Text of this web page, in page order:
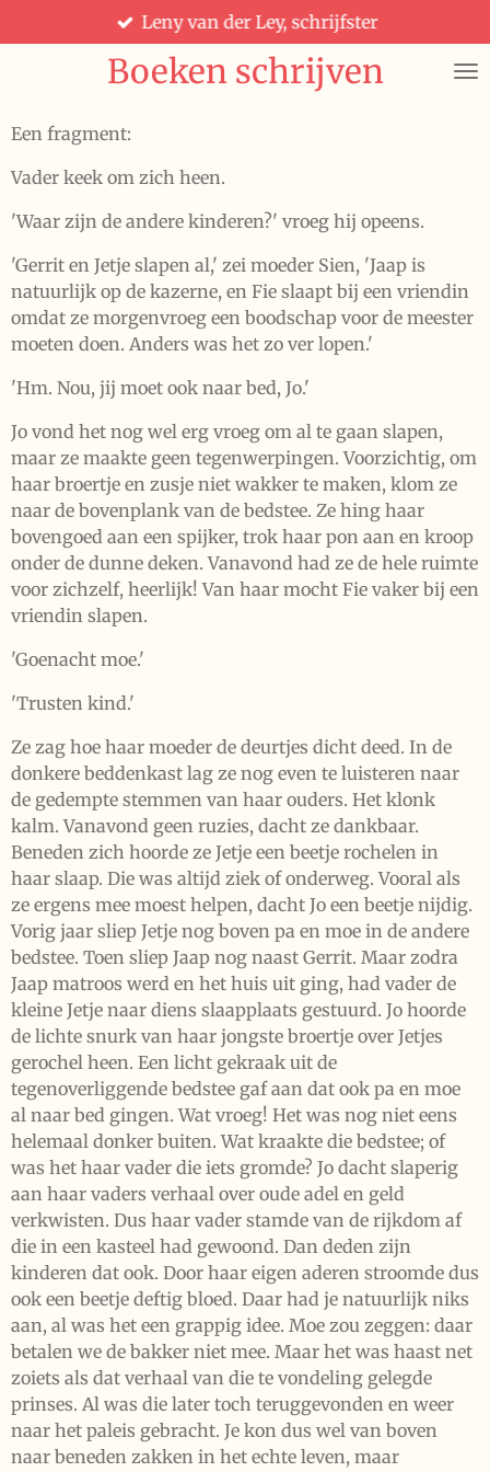
direct
hoofdinhoud
Boeken schrijven
Leny van der Ley, schrijfster
Een fragment:
Vader keek om zich heen.
'Waar zijn de andere kinderen?' vroeg hij opeens.
'Gerrit en Jetje slapen al,' zei moeder Sien, 'Jaap is
natuurlijk op de kazerne, en Fie slaapt bij een vriendin
omdat ze morgenvroeg een boodschap voor de meester
moeten doen. Anders was het zo ver lopen.'
'Hm. Nou, jij moet ook naar bed, Jo.'
Jo vond het nog wel erg vroeg om al te gaan slapen,
maar ze maakte geen tegenwerpingen. Voorzichtig, om
haar broertje en zusje niet wakker te maken, klom ze
naar de bovenplank van de bedstee. Ze hing haar
bovengoed aan een spijker, trok haar pon aan en kroop
onder de dunne deken. Vanavond had ze de hele ruimte
voor zichzelf, heerlijk! Van haar mocht Fie vaker bij een
vriendin slapen.
'Goenacht moe.'
'Trusten kind.'
Ze zag hoe haar moeder de deurtjes dicht deed. In de
donkere beddenkast lag ze nog even te luisteren naar
de gedempte stemmen van haar ouders. Het klonk
kalm. Vanavond geen ruzies, dacht ze dankbaar.
Beneden zich hoorde ze Jetje een beetje rochelen in
haar slaap. Die was altijd ziek of onderweg. Vooral als
ze ergens mee moest helpen, dacht Jo een beetje nijdig.
Vorig jaar sliep Jetje nog boven pa en moe in de andere
bedstee. Toen sliep Jaap nog naast Gerrit. Maar zodra
Jaap matroos werd en het huis uit ging, had vader de
kleine Jetje naar diens slaapplaats gestuurd. Jo hoorde
de lichte snurk van haar jongste broertje over Jetjes
gerochel heen. Een licht gekraak uit de
tegenoverliggende bedstee gaf aan dat ook pa en moe
al naar bed gingen. Wat vroeg! Het was nog niet eens
helemaal donker buiten. Wat kraakte die bedstee; of
was het haar vader die iets gromde? Jo dacht slaperig
aan haar vaders verhaal over oude adel en geld
verkwisten. Dus haar vader stamde van de rijkdom af
die in een kasteel had gewoond. Dan deden zijn
kinderen dat ook. Door haar eigen aderen stroomde dus
ook een beetje deftig bloed. Daar had je natuurlijk niks
aan, al was het een grappig idee. Moe zou zeggen: daar
betalen we de bakker niet mee. Maar het was haast net
zoiets als dat verhaal van die te vondeling gelegde
prinses. Al was die later toch teruggevonden en weer
naar het paleis gebracht. Je kon dus wel van boven
naar beneden zakken in het echte leven, maar